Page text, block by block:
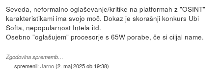
Seveda, neformalno oglaševanje/kritike na platformah z "OSINT"
karakteristikami ima svojo moč. Dokaz je skorašnji konkurs Ubi
Softa, nepopularnost Intela itd.
Osebno "oglašujem" procesorje s 65W porabe, če si ciljal name.
Zgodovina sprememb…
spremenil:Jarno(2. maj 2025 ob 19:38)